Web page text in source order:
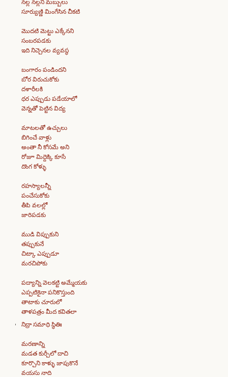
నల్ల నల్లని మబ్బులు
సూర్యుణ్ణి మింగేసిన చీకటి
మొదటి మెట్టు ఎక్కేనని
సంబరపడకు
ఇది నిచ్చెనల వ్యవస్థ
బంగారం పండిందని
బోర విరుచుకోకు
దళారీలకి
ధర ఎప్పుడు పడేయాలో
వెన్నతో పెట్టిన విద్య
మాటలతో ఉచ్చులు
బిగించే వాళ్లు
అంతా నీ కోసమే అని
రోజూ మిద్దెక్కి కూసే
దొంగ కోళ్ళు
రహస్యాలన్నీ
పంచేసుకోకు
తీపి వలల్లో
జారిపడకు
ముడి విప్పుకుని
తప్పుకునే
చిట్కా ఎప్పుడూ
మరచిపోకు
పద్యాన్ని వెలకట్టి అమ్మేయకు
ఎప్పటికైనా పనికొస్తుంది
తాటాకు చూరులో
తాళపత్రం మీద కవితలా
నిద్రా సమాధి స్థితిః
మరణాన్ని
మడత కుర్చీలో దాచి
కూర్చొని కాళ్ళు జాపుకొనే
వయసు నాది